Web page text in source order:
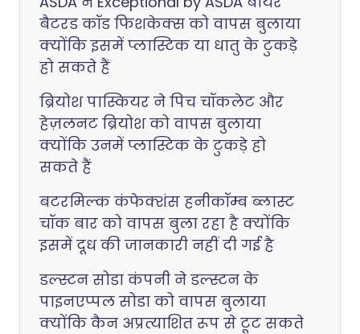
बैटरड कॉड फिशकेक्स को वापस बुलाया
क्योंकि इसमें प्लास्टिक या धातु के टुकड़े
हो सकते हैं
ब्रियोश पास्कियर ने पिच चॉकलेट और
हेज़लनट ब्रियोश को वापस बुलाया
क्योंकि उनमें प्लास्टिक के टुकड़े हो
सकते हैं
बटरमिल्क कंफेक्शंस हनीकॉम्ब ब्लास्ट
चॉक बार को वापस बुला रहा है क्योंकि
इसमें दूध की जानकारी नहीं दी गई है
डल्स्टन सोडा कंपनी ने डल्स्टन के
पाइनएप्पल सोडा को वापस बुलाया
क्योंकि कैन अप्रत्याशित रूप से टूट सकते